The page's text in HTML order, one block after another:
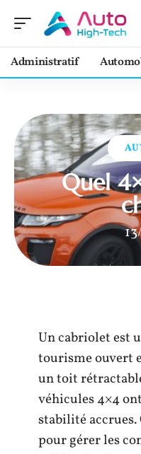
Administratif
Quel
Un cabriolet est
tourisme ouvert
un toit
véhicules 4×4
stabilité
pour gérer les